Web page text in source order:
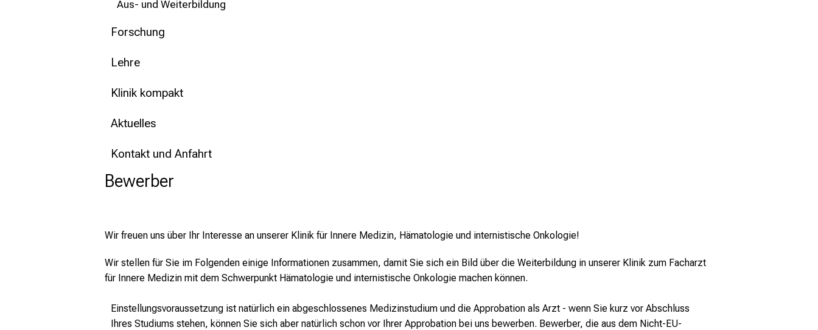
Aus- und Weiterbildung
Forschung
Lehre
Klinik kompakt
Aktuelles
Kontakt und Anfahrt
Bewerber
Wir freuen uns über Ihr Interesse an unserer Klinik für Innere Medizin, Hämatologie und internistische Onkologie!
Wir stellen für Sie im Folgenden einige Informationen zusammen, damit Sie sich ein Bild über die Weiterbildung in unserer Klinik zum Facharzt
für Innere Medizin mit dem Schwerpunkt Hämatologie und internistische Onkologie machen können.
Einstellungsvoraussetzung ist natürlich ein abgeschlossenes Medizinstudium und die Approbation als Arzt - wenn Sie kurz vor Abschluss
Ihres Studiums stehen, können Sie sich aber natürlich schon vor Ihrer Approbation bei uns bewerben. Bewerber, die aus dem Nicht-EU-